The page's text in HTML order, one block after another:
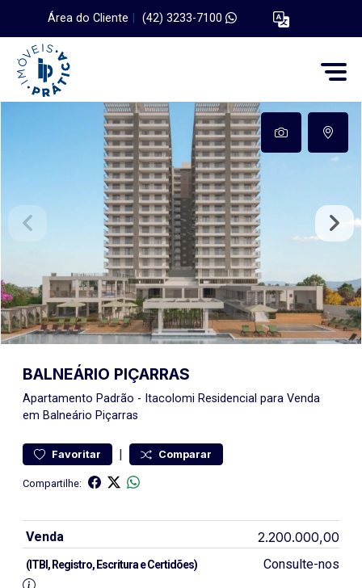
Área do Cliente (42) 3233-7100
BALNEÁRIO PIÇARRAS
Apartamento Padrão - Itacolomi Residencial para Venda
em Balneário Piçarras
Favoritar | Comparar
Compartilhe:
Venda 2.200.000,00
(ITBI, Registro, Escritura e Certidões) Consulte-nos